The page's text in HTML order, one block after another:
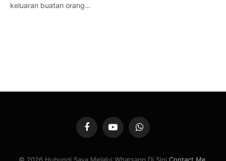
keluaran buatan orang…
FacebookYouTubeWhatsApp
© 2026 Hubungi Saya Melalui Whatsapp Di Sini Contact Me